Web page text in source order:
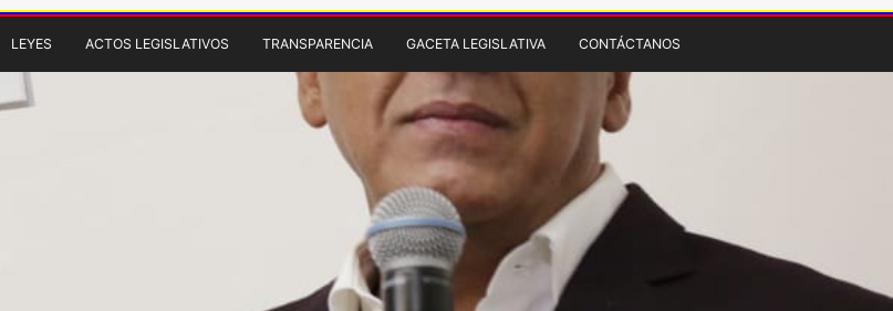
LEYES ACTOS LEGISLATIVOS TRANSPARENCIA GACETA LEGISLATIVA CONTÁCTANOS